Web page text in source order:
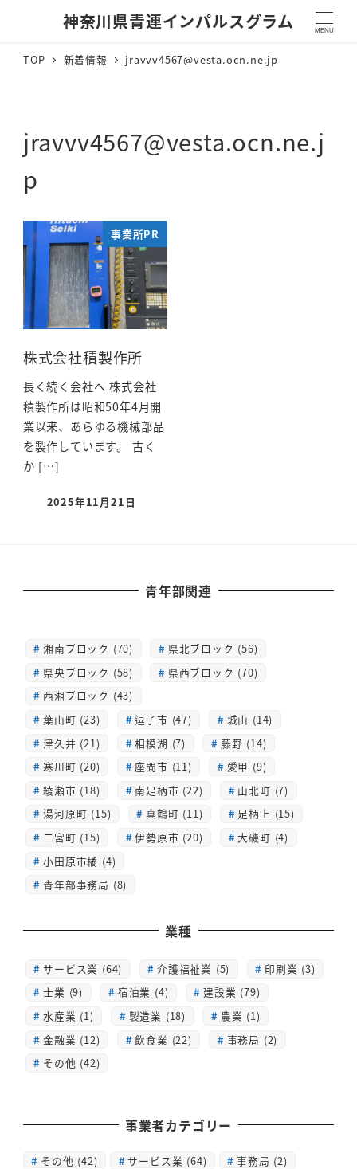
神奈川県青連インパルスグラム MENU
TOP 新着情報 jravvv4567@vesta.ocn.ne.jp
jravvv4567@vesta.ocn.ne.j
p
事業所PR
株式会社積製作所
長く続く会社へ 株式会社
積製作所は昭和50年4月開
業以来、あらゆる機械部品
を製作しています。 古く
か […]
2025年11月21日
青年部関連
湘南ブロック (70)
県北ブロック (56)
県央ブロック (58)
県西ブロック (70)
西湘ブロック (43)
葉山町 (23)
逗子市 (47)
城山 (14)
津久井 (21)
相模湖 (7)
藤野 (14)
寒川町 (20)
座間市 (11)
愛甲 (9)
綾瀬市 (18)
南足柄市 (22)
山北町 (7)
湯河原町 (15)
真鶴町 (11)
足柄上 (15)
二宮町 (15)
伊勢原市 (20)
大磯町 (4)
小田原市橘 (4)
青年部事務局 (8)
業種
サービス業 (64) 介護福祉業 (5)
印刷業 (3)
士業 (9)
宿泊業 (4)
建設業 (79)
水産業 (1)
製造業 (18)
農業 (1)
金融業 (12)
飲食業 (22)
事務局 (2)
その他 (42)
事業者カテゴリー
その他 (42) サービス業 (64) 事務局 (2)